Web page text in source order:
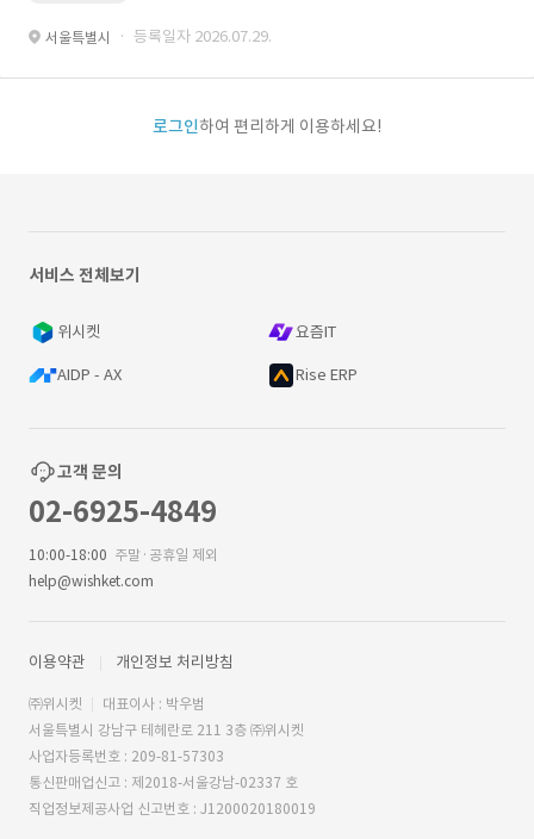
서울특별시 · 등록일자 2026.07.29.
로그인하여 편리하게 이용하세요!
서비스 전체보기
위시켓 요즘IT
AIDP - AX Rise ERP
고객 문의
02-6925-4849
10:00-18:00 주말·공휴일 제외
help@wishket.com
이용약관 개인정보 처리방침
㈜위시켓
대표이사 : 박우범
서울특별시 강남구 테헤란로 211 3층 ㈜위시켓
사업자등록번호 : 209-81-57303
통신판매업신고 : 제2018-서울강남-02337 호
직업정보제공사업 신고번호 : J1200020180019